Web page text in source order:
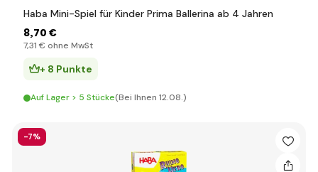
Haba Mini-Spiel für Kinder Prima Ballerina ab 4 Jahren
8,70 €
7,31 € ohne MwSt
+ 8 Punkte
Auf Lager > 5 Stücke(Bei Ihnen 12.08.)
-7%